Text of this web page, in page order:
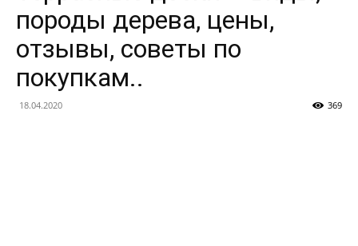
портал
породы дерева, цены,
отзывы, советы по
покупкам..
18.04.2020 369